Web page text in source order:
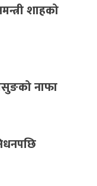
शाहको
नाफा